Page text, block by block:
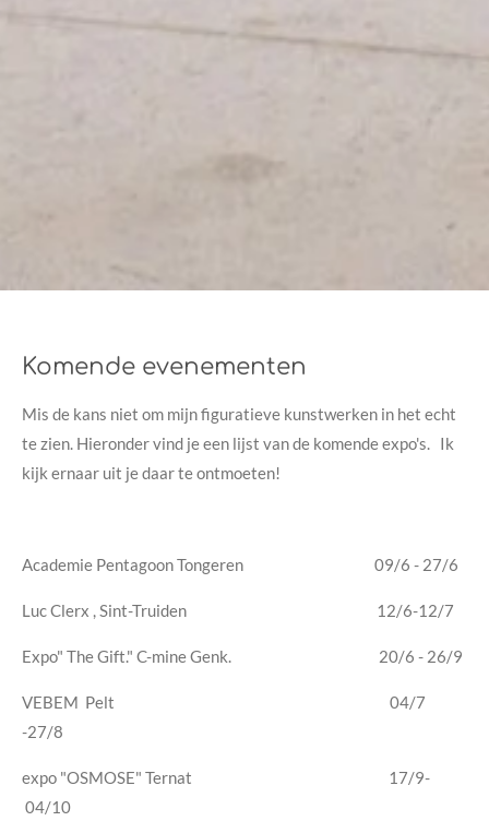
Komende evenementen
Mis de kans niet om mijn figuratieve kunstwerken in het echt
te zien. Hieronder vind je een lijst van de komende expo's. Ik
kijk ernaar uit je daar te ontmoeten!
Academie Pentagoon Tongeren 09/6 - 27/6
Luc Clerx , Sint-Truiden 12/6-12/7
Expo" The Gift." C-mine Genk. 20/6 - 26/9
VEBEM Pelt 04/7
-27/8
expo "OSMOSE" Ternat 17/9-
04/10